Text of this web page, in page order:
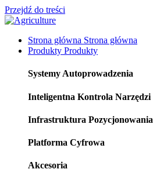
Przejdź do treści
Strona główna Strona główna
Produkty Produkty
Systemy Autoprowadzenia
Inteligentna Kontrola Narzędzi
Infrastruktura Pozycjonowania
Platforma Cyfrowa
Akcesoria